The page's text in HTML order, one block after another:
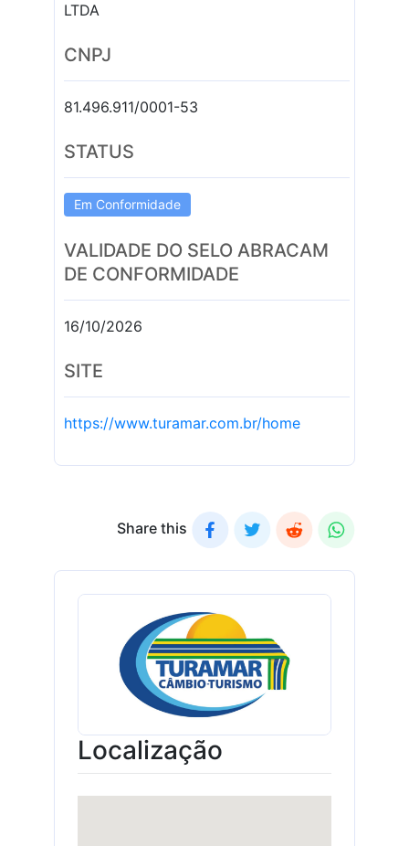
LTDA
CNPJ
81.496.911/0001-53
STATUS
Em Conformidade
VALIDADE DO SELO ABRACAM
DE CONFORMIDADE
16/10/2026
SITE
https://www.turamar.com.br/home
Share this
Localização